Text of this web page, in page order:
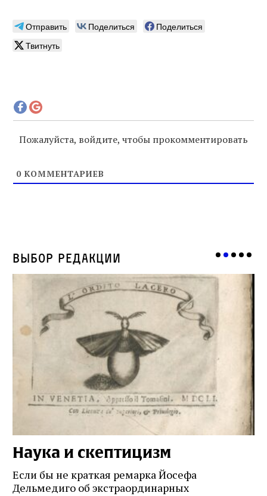
Отправить Поделиться
Поделиться
Твитнуть
Пожалуйста, войдите, чтобы прокомментировать
0 КОММЕНТАРИЕВ
Выбор редакции
Наука и скептицизм
Если бы не краткая ремарка Йосефа
Дельмедиго об экстраординарных